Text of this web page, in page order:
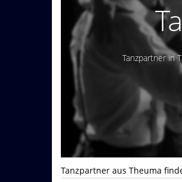
Tanzpartner in
Tanzpartner aus Theuma